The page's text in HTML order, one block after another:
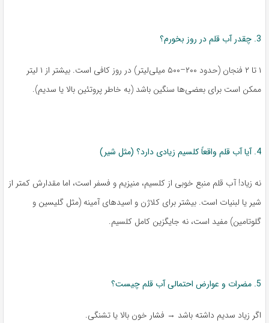
3. چقدر آب قلم در روز بخورم؟
۱ تا ۲ فنجان (حدود ۲۰۰–۵۰۰ میلی‌لیتر) در روز کافی است. بیشتر از ۱ لیتر
ممکن است برای بعضی‌ها سنگین باشد (به خاطر پروتئین بالا یا سدیم).
4. آیا آب قلم واقعاً کلسیم زیادی دارد؟ (مثل شیر)
نه زیاد! آب قلم منبع خوبی از کلسیم، منیزیم و فسفر است، اما مقدارش کمتر از
شیر یا لبنیات است. بیشتر برای کلاژن و اسیدهای آمینه (مثل گلیسین و
گلوتامین) مفید است، نه جایگزین کامل کلسیم.
5. مضرات و عوارض احتمالی آب قلم چیست؟
اگر زیاد سدیم داشته باشد → فشار خون بالا یا تشنگی.